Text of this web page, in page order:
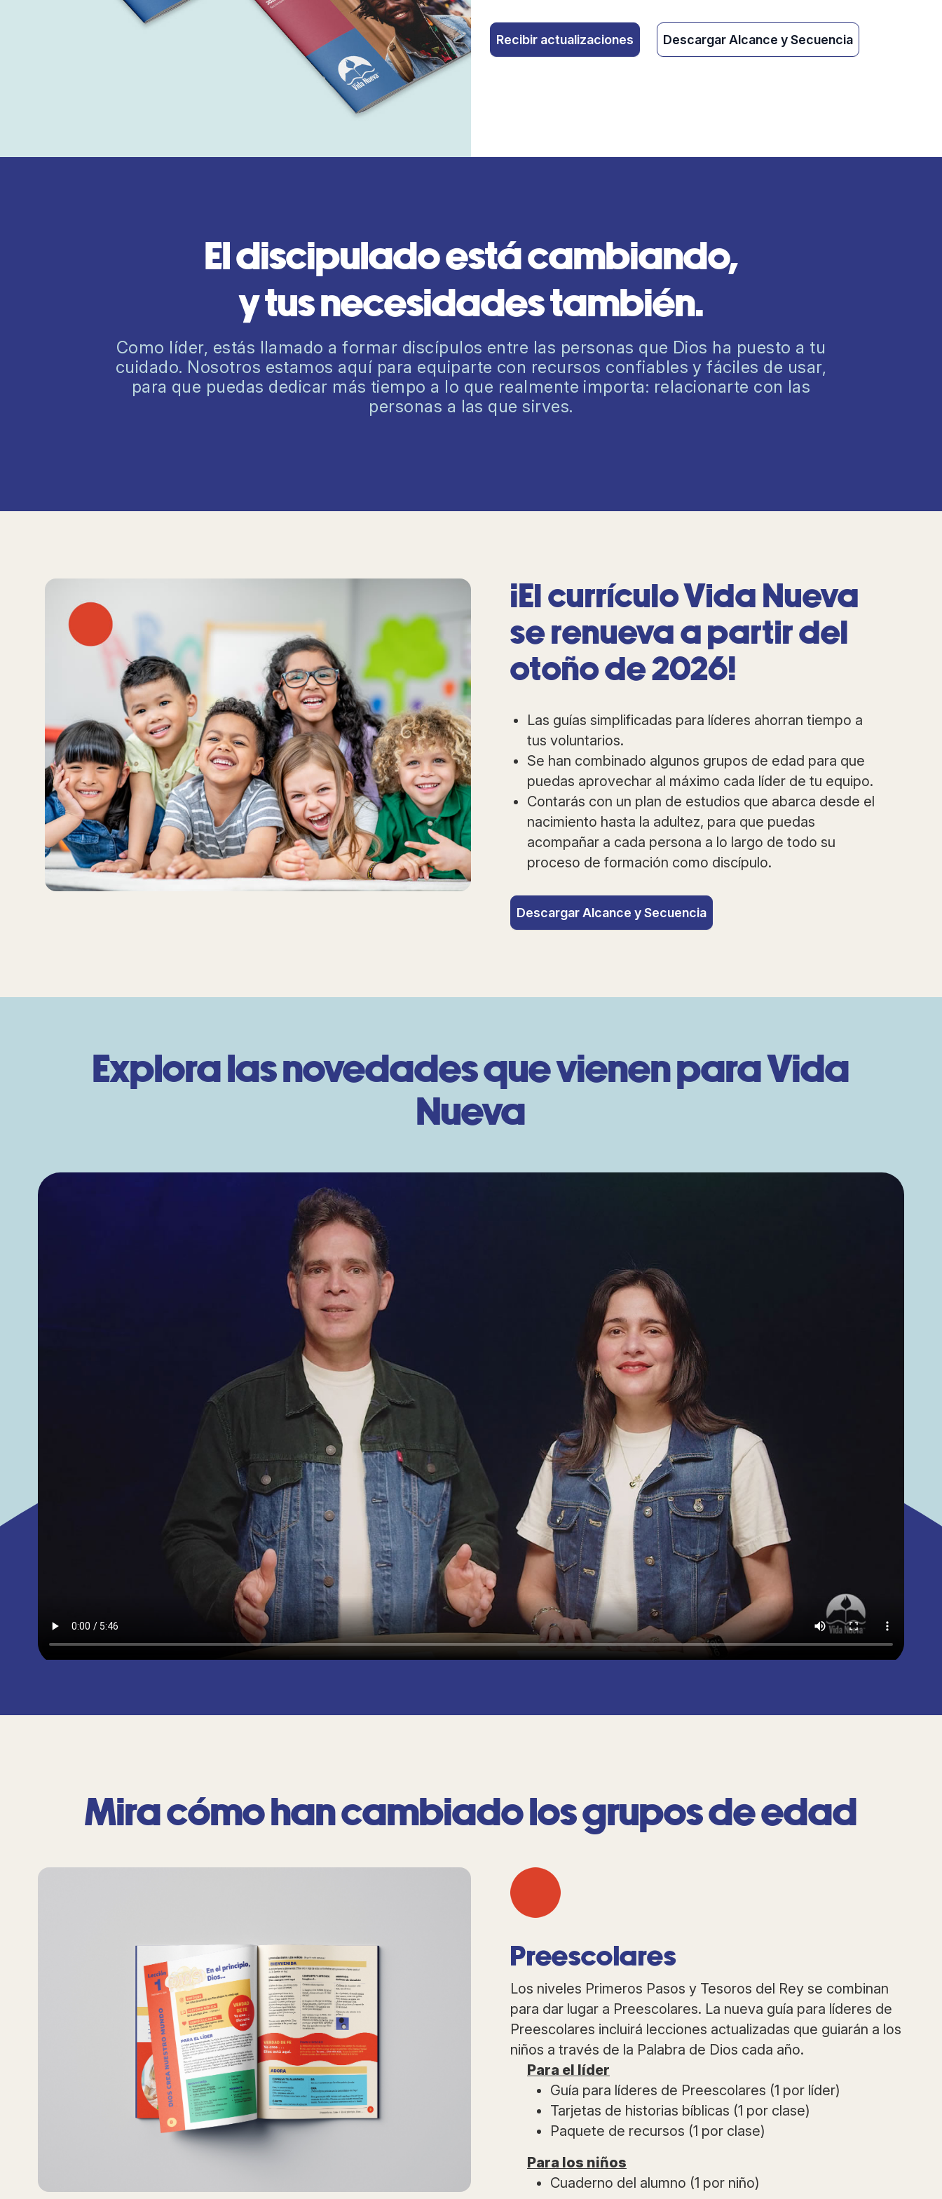
Recibir actualizaciones Descargar Alcance y Secuencia
El discipulado está cambiando,
y tus necesidades también.
Como líder, estás llamado a formar discípulos entre las personas que Dios ha puesto a tu
cuidado. Nosotros estamos aquí para equiparte con recursos confiables y fáciles de usar,
para que puedas dedicar más tiempo a lo que realmente importa: relacionarte con las
personas a las que sirves.
¡El currículo Vida Nueva
se renueva a partir del
otoño de 2026!
Las guías simplificadas para líderes ahorran tiempo a
tus voluntarios.
Se han combinado algunos grupos de edad para que
puedas aprovechar al máximo cada líder de tu equipo.
Contarás con un plan de estudios que abarca desde el
nacimiento hasta la adultez, para que puedas
acompañar a cada persona a lo largo de todo su
proceso de formación como discípulo.
Descargar Alcance y Secuencia
Explora las novedades que vienen para Vida
Nueva
Mira cómo han cambiado los grupos de edad
Preescolares
Los niveles Primeros Pasos y Tesoros del Rey se combinan
para dar lugar a Preescolares. La nueva guía para líderes de
Preescolares incluirá lecciones actualizadas que guiarán a los
niños a través de la Palabra de Dios cada año.
Para el líder
Guía para líderes de Preescolares (1 por líder)
Tarjetas de historias bíblicas (1 por clase)
Paquete de recursos (1 por clase)
Para los niños
Cuaderno del alumno (1 por niño)